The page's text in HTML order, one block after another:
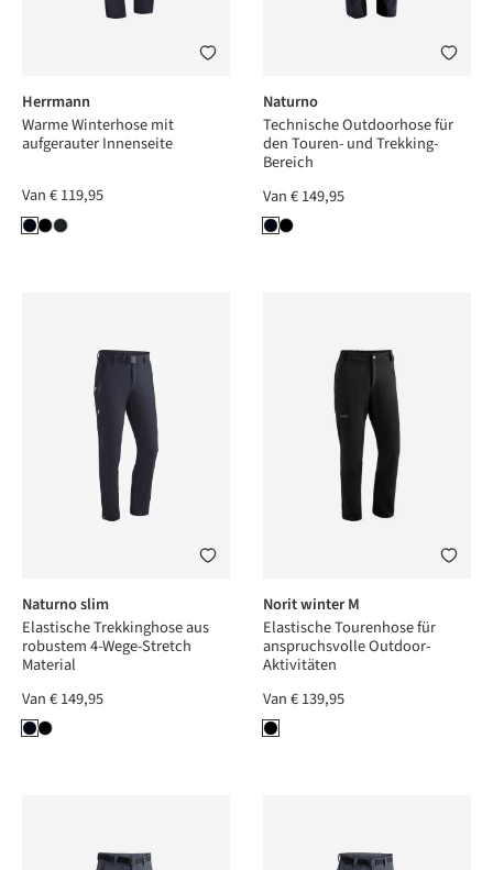
Herrmann
Warme Winterhose mit
aufgerauter Innenseite
Van€ 119,95
Naturno
Technische Outdoorhose für
den Touren- und Trekking-
Bereich
Van€ 149,95
Naturno slim
Elastische Trekkinghose aus
robustem 4-Wege-Stretch
Material
Van€ 149,95
Norit winter M
Elastische Tourenhose für
anspruchsvolle Outdoor-
Aktivitäten
Van€ 139,95